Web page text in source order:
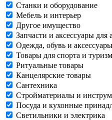
Станки и оборудование
Мебель и интерьер
Другое имущество
Запчасти и аксессуары для
Одежда, обувь и аксессуары
Товары для спорта и
Ритуальные товары
Канцелярские товары
Сантехника
Стройматериалы и
Посуда и кухонные
Светильники и электрика